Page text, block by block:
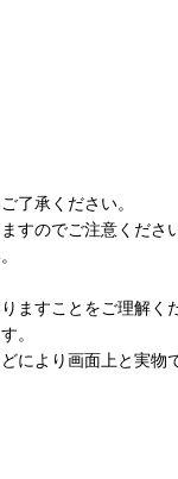
了承ください。
すのでご注意ください
ますことをご理解く
。
より画面上と実